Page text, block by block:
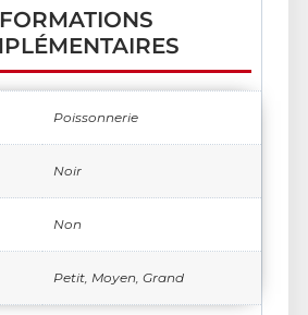
Poissonnerie
Noir
Non
Petit, Moyen, Grand